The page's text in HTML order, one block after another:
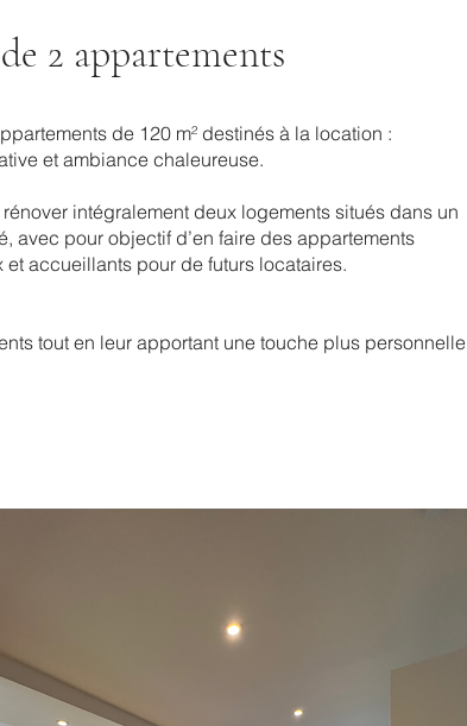
de 120 m² destinés à la location :
et ambiance chaleureuse.
intégralement deux logements situés dans un
avec pour objectif d’en faire des appartements
accueillants pour de futurs locataires.
tout en leur apportant une touche plus personnelle
2 appartements